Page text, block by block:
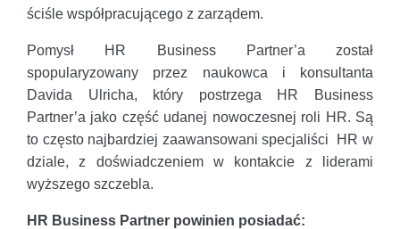
ściśle współpracującego z zarządem.
Pomysł HR Business Partner’a został
spopularyzowany przez naukowca i konsultanta
Davida Ulricha, który postrzega HR Business
Partner’a jako część udanej nowoczesnej roli HR. Są
to często najbardziej zaawansowani specjaliści HR w
dziale, z doświadczeniem w kontakcie z liderami
wyższego szczebla.
HR Business Partner powinien posiadać: